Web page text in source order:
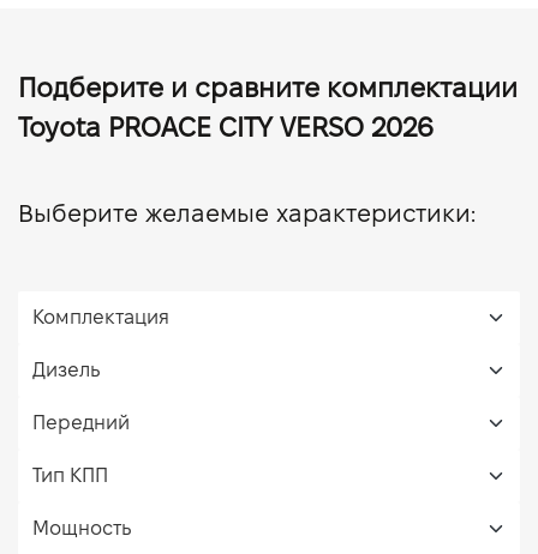
Подберите и сравните комплектации
Toyota PROACE CITY VERSO 2026
Выберите желаемые характеристики: